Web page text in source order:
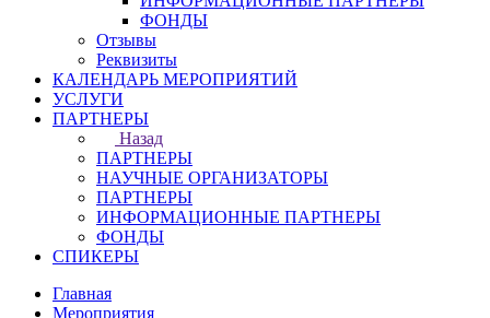
ФОНДЫ
Отзывы
Реквизиты
КАЛЕНДАРЬ МЕРОПРИЯТИЙ
УСЛУГИ
ПАРТНЕРЫ
Назад
ПАРТНЕРЫ
НАУЧНЫЕ ОРГАНИЗАТОРЫ
ПАРТНЕРЫ
ИНФОРМАЦИОННЫЕ ПАРТНЕРЫ
ФОНДЫ
СПИКЕРЫ
Главная
Мероприятия